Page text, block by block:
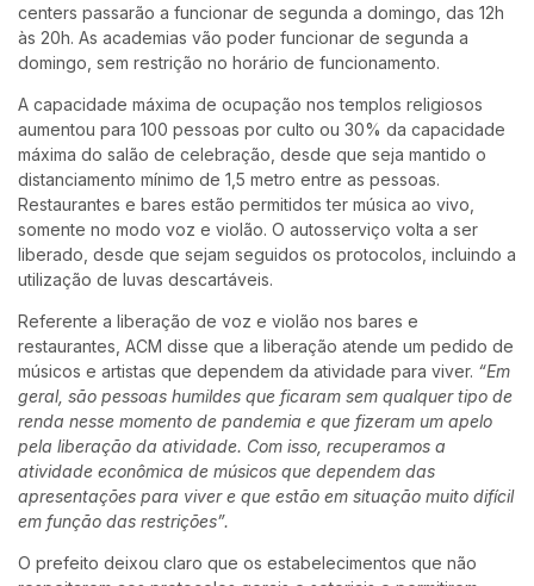
centers passarão a funcionar de segunda a domingo, das 12h
às 20h. As academias vão poder funcionar de segunda a
domingo, sem restrição no horário de funcionamento.
A capacidade máxima de ocupação nos templos religiosos
aumentou para 100 pessoas por culto ou 30% da capacidade
máxima do salão de celebração, desde que seja mantido o
distanciamento mínimo de 1,5 metro entre as pessoas.
Restaurantes e bares estão permitidos ter música ao vivo,
somente no modo voz e violão. O autosserviço volta a ser
liberado, desde que sejam seguidos os protocolos, incluindo a
utilização de luvas descartáveis.
Referente a liberação de voz e violão nos bares e
restaurantes, ACM disse que a liberação atende um pedido de
músicos e artistas que dependem da atividade para viver. “Em
geral, são pessoas humildes que ficaram sem qualquer tipo de
renda nesse momento de pandemia e que fizeram um apelo
pela liberação da atividade. Com isso, recuperamos a
atividade econômica de músicos que dependem das
apresentações para viver e que estão em situação muito difícil
em função das restrições”.
O prefeito deixou claro que os estabelecimentos que não